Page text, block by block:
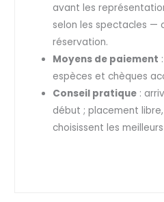
avant les
selon les spectacles —
réservation.
Moyens de paiement
espèces et chèques
Conseil pratique:
début ; placement
choisissent les